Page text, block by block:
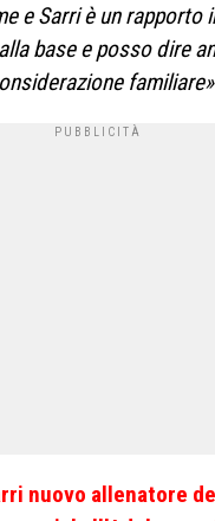
e Sarri è un rapporto
base e posso dire
familiare»
nuovo allenatore